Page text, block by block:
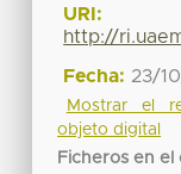
URI:
http://
Fecha: 23/
Mostrar el
objeto digital
Ficheros en el